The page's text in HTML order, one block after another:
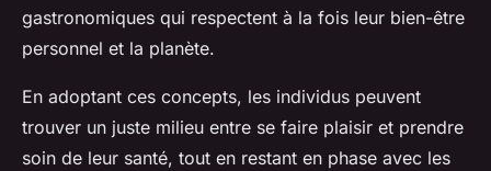
gastronomiques qui respectent à la fois leur bien-être
personnel et la planète.
En adoptant ces concepts, les individus peuvent
trouver un juste milieu entre se faire plaisir et prendre
soin de leur santé, tout en restant en phase avec les